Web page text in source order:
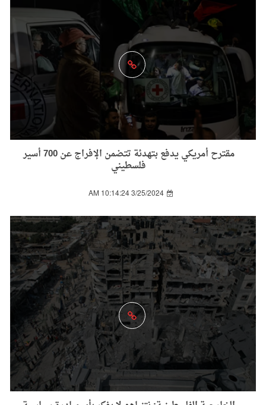
مقترح أمريكي يدفع بتهدئة تتضمن الإفراج عن 700 أسير
فلسطيني
3/25/2024 10:14:24 AM